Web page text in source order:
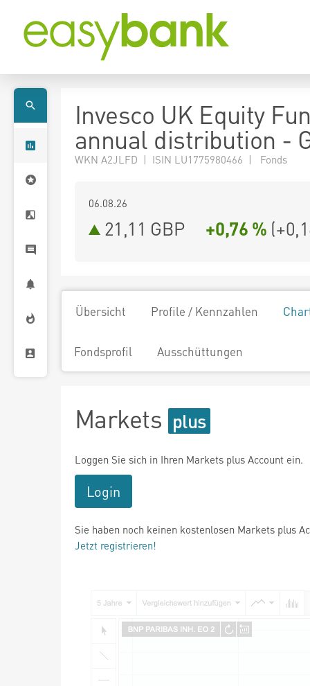
Invesco UK Equity
annual distribution -
WKN A2JLFD | ISIN LU1775980466 | Fonds
06.08.26
21,11 GBP +0,76 % (
Übersicht Profile / Kennzahlen
Fondsprofil Ausschüttungen
Markets
Loggen Sie sich in Ihren Markets plus Account ein.
Login
Sie haben noch keinen kostenlosen Markets plus
Jetzt registrieren!